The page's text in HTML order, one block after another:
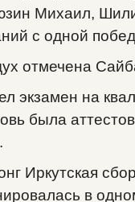
Михаил,
с одной
отмечена
экзамен на
была
Иркутская
в